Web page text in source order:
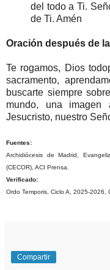
del todo a Ti.
de Ti. Amén
Oración después de
Te rogamos, Dios
sacramento,
buscarte siempre
mundo, una imagen
Jesucristo, nuestro
Fuentes:
Archidiócesis de Madrid,
(CECOR), ACI Prensa.
Verificado:
Ordo Temporis, Ciclo A, 2025-2026,
Compartir